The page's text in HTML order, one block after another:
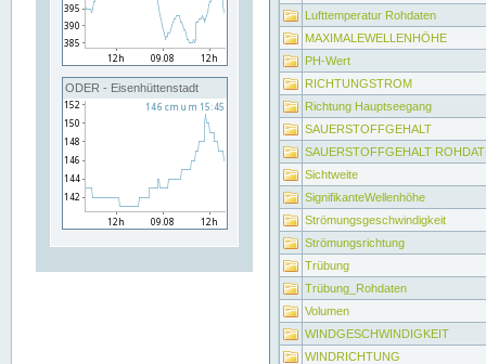
ODER - Eisenhüttenstadt
Lufttemperatur Rohdaten
MAXIMALEWELLENHÖHE
PH-Wert
RICHTUNGSTROM
Richtung Hauptseegang
SAUERSTOFFGEHALT
SAUERSTOFFGEHALT
Sichtweite
SignifikanteWellenhöhe
Strömungsgeschwindigkeit
Strömungsrichtung
Trübung
Trübung_Rohdaten
Volumen
WINDGESCHWINDIGKEIT
WINDRICHTUNG